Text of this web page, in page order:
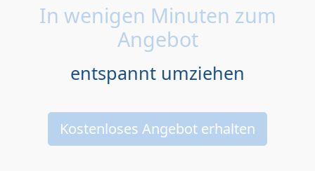
In wenigen Minuten zum
Angebot
entspannt umziehen
Kostenloses Angebot erhalten